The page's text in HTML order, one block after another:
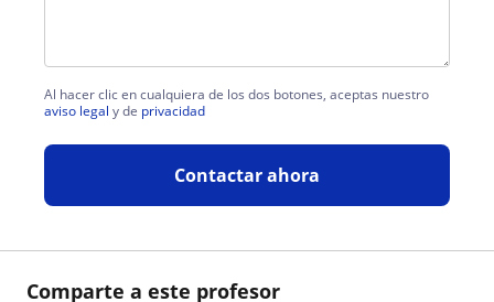
Comparte a este profesor
Al hacer clic en cualquiera de los dos botones, aceptas nuestro
aviso legal y de privacidad
Contactar ahora